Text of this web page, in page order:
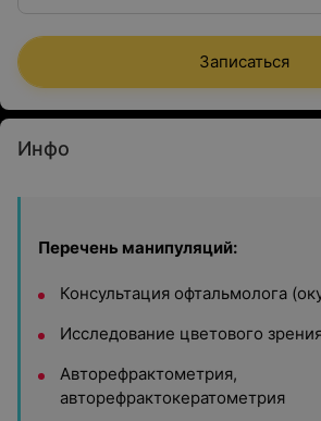
Записаться
Инфо
Перечень манипуляций:
Консультация офтальмолога
Исследование цветового
Авторефрактометрия,
авторефрактокератометрия